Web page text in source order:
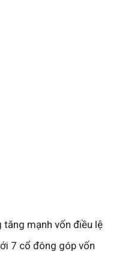
tăng mạnh vốn điều lệ
7 cổ đông góp vốn